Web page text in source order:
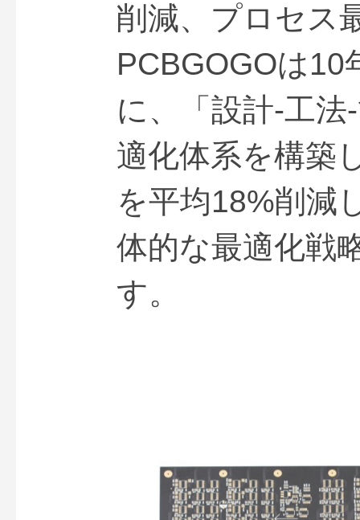
削減、プロセス
PCBGOGOは10
に、「設計-工
適化体系を構築
を平均18%削減
体的な最適化戦
す。